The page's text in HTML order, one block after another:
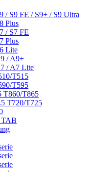
/ S9 FE / S9+ / S9 Ultra
Plus
/ S7 FE
Plus
Lite
/ A9+
/ A7 Lite
T515
T595
T860/T865
T720/T725
TAB